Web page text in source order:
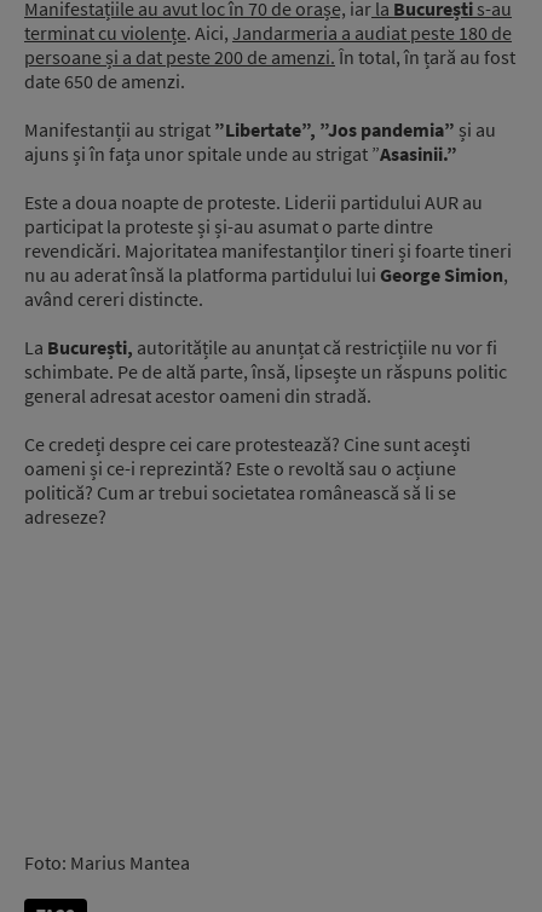
Manifestațiile au avut loc în 70 de orașe, iar la București s-au
terminat cu violențe. Aici, Jandarmeria a audiat peste 180 de
persoane și a dat peste 200 de amenzi. În total, în țară au fost
date 650 de amenzi.
Manifestanții au strigat ”Libertate”, ”Jos pandemia” și au
ajuns și în fața unor spitale unde au strigat ”Asasinii.”
Este a doua noapte de proteste. Liderii partidului AUR au
participat la proteste și și-au asumat o parte dintre
revendicări. Majoritatea manifestanților tineri și foarte tineri
nu au aderat însă la platforma partidului lui George Simion,
având cereri distincte.
La București, autoritățile au anunțat că restricțiile nu vor fi
schimbate. Pe de altă parte, însă, lipsește un răspuns politic
general adresat acestor oameni din stradă.
Ce credeți despre cei care protestează? Cine sunt acești
oameni și ce-i reprezintă? Este o revoltă sau o acțiune
politică? Cum ar trebui societatea românească să li se
adreseze?
Foto: Marius Mantea